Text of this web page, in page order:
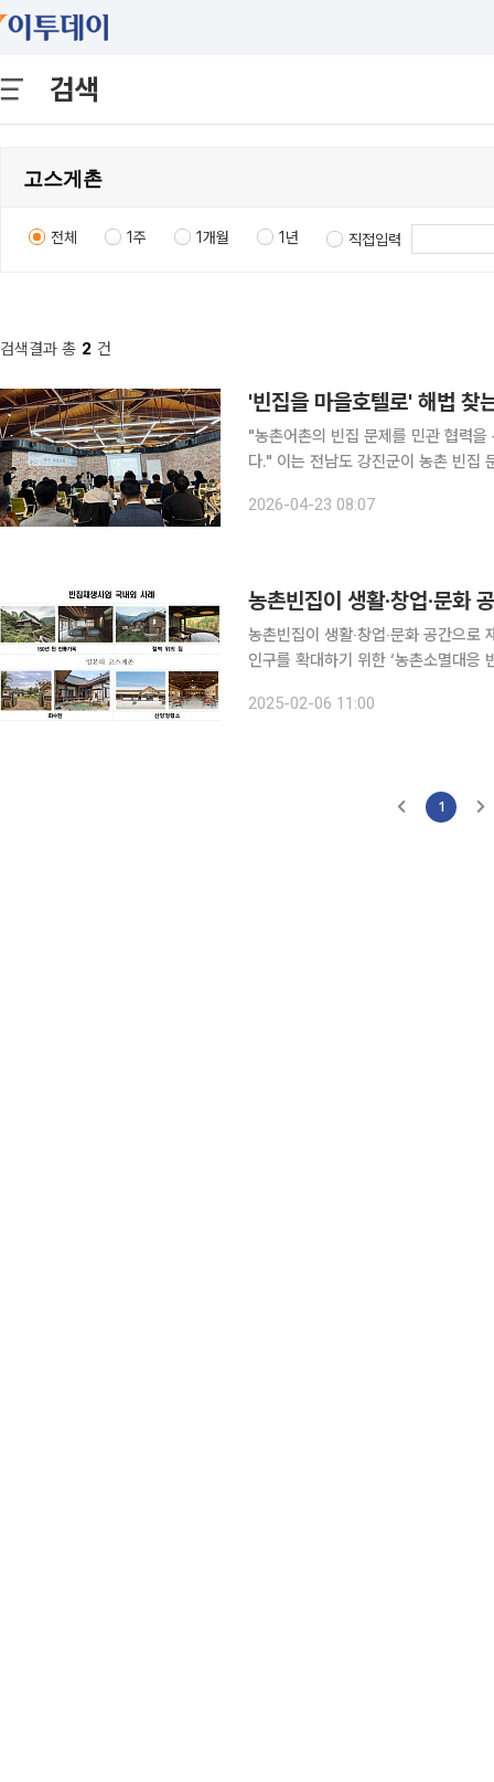
검색
전체 1주 1개월 1년 직접입력
검색결과 총 2 건
'빈집을 마을호텔로' 해법 찾
"농촌어촌의 빈집 문제를 민관 협력
다." 이는 전남도 강진군이 농촌 빈집 문제 해결과 지역 활성화를 위한 해법 모색에 나서면서 23일
2026-04-23 08:07
농촌빈집이 생활‧창업‧문화
농촌빈집이 생활‧창업‧문화 공간으로 재탄생한다. 농림축산식품부는 농촌
인구를 확대하기 위한 ‘농촌소멸대응 빈집
2025-02-06 11:00
1